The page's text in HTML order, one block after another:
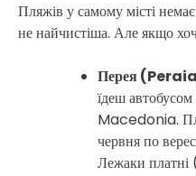
Пляжів у самому місті
не найчистіша. Але якщо
Перея
їдеш
Macedonia.
червня по
Лежаки платні